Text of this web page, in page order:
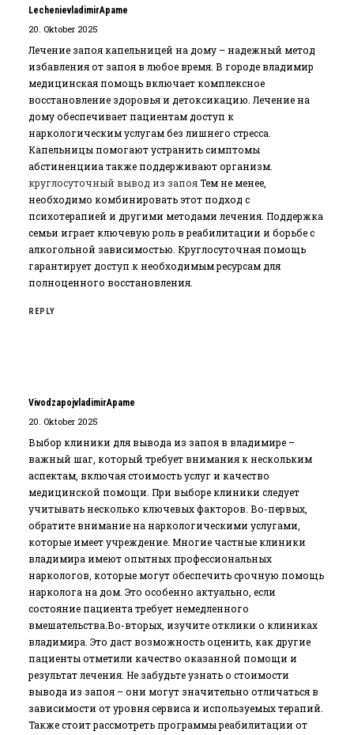
LechenievladimirApame
20. Oktober 2025
Лечение запоя капельницей на дому – надежный метод
избавления от запоя в любое время. В городе владимир
медицинская помощь включает комплексное
восстановление здоровья и детоксикацию. Лечение на
дому обеспечивает пациентам доступ к
наркологическим услугам без лишнего стресса.
Капельницы помогают устранить симптомы
абстиненцииа также поддерживают организм.
круглосуточный вывод из запояТем не менее,
необходимо комбинировать этот подход с
психотерапией и другими методами лечения. Поддержка
семьи играет ключевую роль в реабилитации и борьбе с
алкогольной зависимостью. Круглосуточная помощь
гарантирует доступ к необходимым ресурсам для
полноценного восстановления.
REPLY
VivodzapojvladimirApame
20. Oktober 2025
Выбор клиники для вывода из запоя в владимире –
важный шаг‚ который требует внимания к нескольким
аспектам‚ включая стоимость услуг и качество
медицинской помощи. При выборе клиники следует
учитывать несколько ключевых факторов. Во-первых‚
обратите внимание на наркологическими услугами‚
которые имеет учреждение. Многие частные клиники
владимира имеют опытных профессиональных
наркологов‚ которые могут обеспечить срочную помощь
нарколога на дом. Это особенно актуально‚ если
состояние пациента требует немедленного
вмешательства.Во-вторых‚ изучите отклики о клиниках
владимира. Это даст возможность оценить‚ как другие
пациенты отметили качество оказанной помощи и
результат лечения. Не забудьте узнать о стоимости
вывода из запоя – они могут значительно отличаться в
зависимости от уровня сервиса и используемых терапий.
Также стоит рассмотреть программы реабилитации от